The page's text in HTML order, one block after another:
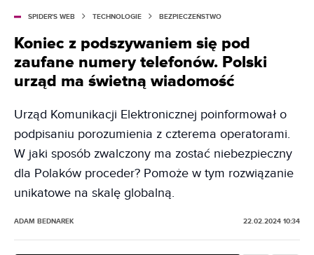
SPIDER'S WEB TECHNOLOGIE BEZPIECZEŃSTWO
Koniec z podszywaniem się pod
zaufane numery telefonów. Polski
urząd ma świetną wiadomość
Urząd Komunikacji Elektronicznej poinformował o
podpisaniu porozumienia z czterema operatorami.
W jaki sposób zwalczony ma zostać niebezpieczny
dla Polaków proceder? Pomoże w tym rozwiązanie
unikatowe na skalę globalną.
ADAM BEDNAREK 22.02.2024 10:34